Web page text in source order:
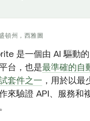
頓州，西雅圖
是一個由 AI 驅動
台，也是最準確的自
套件之一 ，用於以最
來驗證 API、服務和